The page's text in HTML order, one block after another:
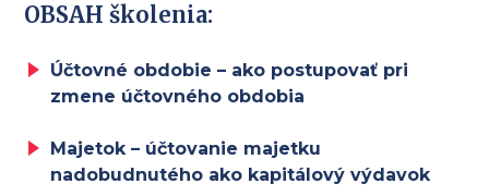
OBSAH školenia:
Účtovné obdobie – ako postupovať pri
zmene účtovného obdobia
Majetok – účtovanie majetku
nadobudnutého ako kapitálový výdavok